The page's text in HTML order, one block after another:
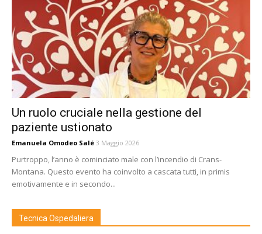
Un ruolo cruciale nella gestione del
paziente ustionato
Emanuela Omodeo Salé 3 Maggio 2026
Purtroppo, l’anno è cominciato male con l’incendio di Crans-
Montana. Questo evento ha coinvolto a cascata tutti, in primis
emotivamente e in secondo...
Tecnica Ospedaliera